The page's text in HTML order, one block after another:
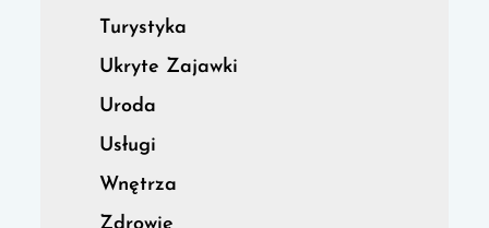
Turystyka
Ukryte Zajawki
Uroda
Usługi
Wnętrza
Zdrowie